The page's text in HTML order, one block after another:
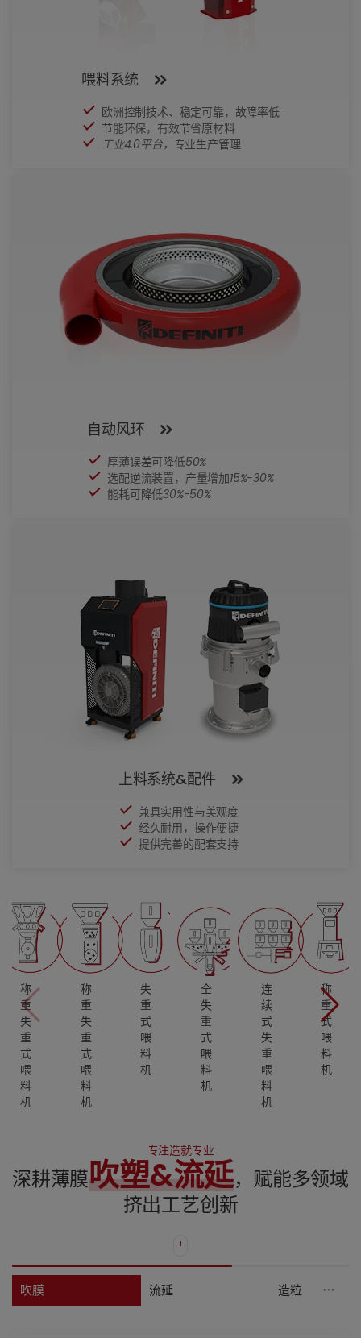
喂料系统
欧洲控制技术、稳定可靠，故障率低
节能环保，有效节省原材料
工业4.0平台， 专业生产管理
自动风环
厚薄误差可降低50%
选配逆流装置，产量增加15%-30%
能耗可降低30%-50%
上料系统&配件
兼具实用性与美观度
经久耐用，操作便捷
提供完善的配套支持
称
重
失
重
式
喂
料
机
称
重
失
重
式
喂
料
机
失
重
式
喂
料
机
全
失
重
式
喂
料
机
连
续
式
失
重
喂
料
机
称
重
式
喂
料
机
专注造就专业
深耕薄膜吹塑&流延，赋能多领域
挤出工艺创新
吹膜 流延 造粒